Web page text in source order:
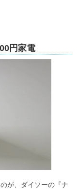
円家電
が、ダイソーの『ナ